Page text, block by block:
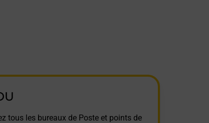
tous les bureaux de Poste et points de